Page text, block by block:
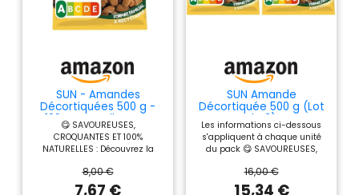
SUN - Amandes
Décortiquées 500 g -
100% Naturelles non
Grillées non Salées -
Idéales en Snacking,
Apéro ou Cuisine -
Gourmandes,
Savoureuses &
Croquantes
😋 SAVOUREUSES,
CROQUANTES ET 100%
NATURELLES : Découvrez la
goût des amandes SUN avec
son format familial de 500 gr !
8,00 €
SUN Amande
Décortiquée 500 g (Lot
de 2)
Les informations ci-dessous
s'appliquent à chaque unité
du pack 😋 SAVOUREUSES,
NATURELLES : Découvrez la
saveur authentique et riche en
16,00 €